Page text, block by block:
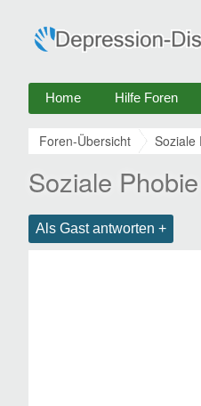
Home Hilfe Foren
Foren-Übersicht Soziale
Soziale
Als Gast antworten +